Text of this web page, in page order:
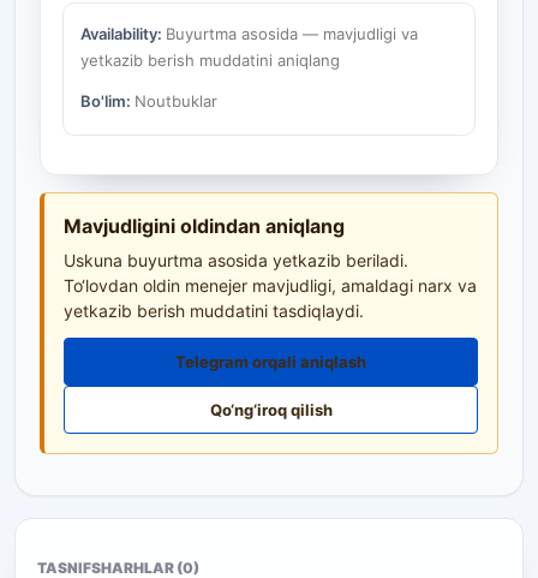
Availability: Buyurtma asosida — mavjudligi va
yetkazib berish muddatini aniqlang
Bo'lim: Noutbuklar
Mavjudligini oldindan aniqlang
Uskuna buyurtma asosida yetkazib beriladi.
To‘lovdan oldin menejer mavjudligi, amaldagi narx va
yetkazib berish muddatini tasdiqlaydi.
Telegram orqali aniqlash
Qo‘ng‘iroq qilish
TASNIFSHARHLAR (0)